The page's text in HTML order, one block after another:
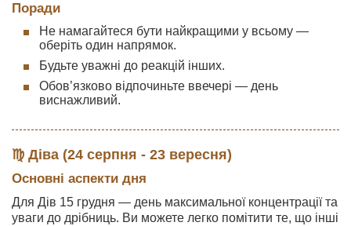
Поради
Не намагайтеся бути найкращими у всьому —
оберіть один напрямок.
Будьте уважні до реакцій інших.
Обов’язково відпочиньте ввечері — день
виснажливий.
♍ Діва (24 серпня - 23 вересня)
Основні аспекти дня
Для Дів 15 грудня — день максимальної концентрації та
уваги до дрібниць. Ви можете легко помітити те, що інші